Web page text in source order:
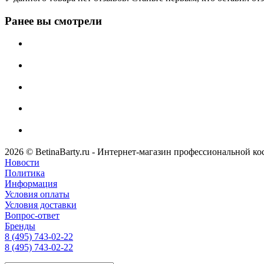
Ранее вы смотрели
2026 © BetinaBarty.ru - Интернет-магазин профессиональной
Новости
Политика
Информация
Условия оплаты
Условия доставки
Вопрос-ответ
Бренды
8 (495) 743-02-22
8 (495) 743-02-22